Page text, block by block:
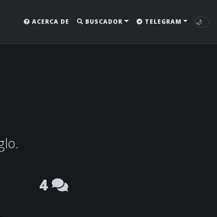
ACERCA DE BUSCADOR TELEGRAM 🌙
4